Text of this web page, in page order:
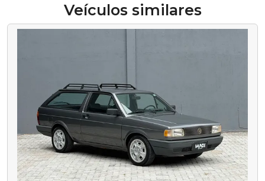
Veículos similares